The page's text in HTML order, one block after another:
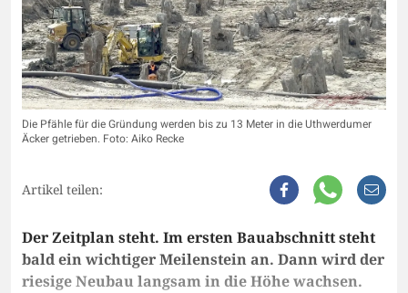
Die Pfähle für die Gründung werden bis zu 13 Meter in die Uthwerdumer
Äcker getrieben. Foto: Aiko Recke
Artikel teilen:
Der Zeitplan steht. Im ersten Bauabschnitt steht
bald ein wichtiger Meilenstein an. Dann wird der
riesige Neubau langsam in die Höhe wachsen.